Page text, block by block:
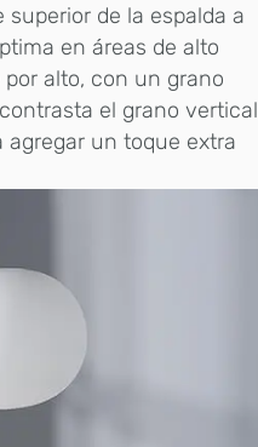
de la espalda a
en áreas de alto
alto, con un grano
el grano vertical
agregar un toque extra